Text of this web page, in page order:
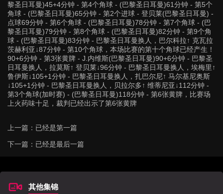
黎圣日耳曼)45+4分钟 - 第4个角球 - (巴黎圣日耳曼)61分钟 - 第5个
角球 - (巴黎圣日耳曼)65分钟 - 第2个进球 - 登贝莱(巴黎圣日耳曼) -
点球69分钟 - 第6个角球 - (巴黎圣日耳曼)78分钟 - 第7个角球 - (巴
黎圣日耳曼)79分钟 - 第8个角球 - (巴黎圣日耳曼)82分钟 - 第9个角
球 - (巴黎圣日耳曼)83分钟 - 巴黎圣日耳曼换人，巴尔科拉↑ 克瓦拉
茨赫利亚↓87分钟 - 第10个角球，本场比赛的第十个角球已经产生！
90+6分钟 - 第3张黄牌 - J.内维斯(巴黎圣日耳曼)90+6分钟 - 巴黎圣
日耳曼换人，拉莫斯↑ 登贝莱↓96分钟 - 巴黎圣日耳曼换人，埃梅里↑
鲁伊斯↓105+1分钟 - 巴黎圣日耳曼换人，扎巴尔尼↑ 马尔基尼奥斯
↓105+1分钟 - 巴黎圣日耳曼换人，贝拉尔多↑ 维蒂尼亚↓112分钟 -
第3个角球(加时赛) - (巴黎圣日耳曼)118分钟 - 第6张黄牌，比赛场
上火药味十足，裁判已经出示了第6张黄牌
上一篇：已经是第一篇
下一篇：已经是最后一篇
其他集锦